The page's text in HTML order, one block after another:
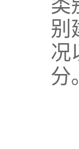
类
别
况
分。